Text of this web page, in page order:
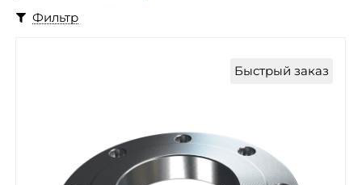
Фильтр
Быстрый заказ